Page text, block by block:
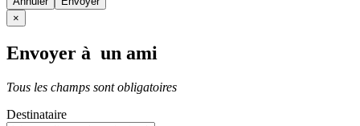
×
Envoyer à un ami
Tous les champs sont obligatoires
Destinataire